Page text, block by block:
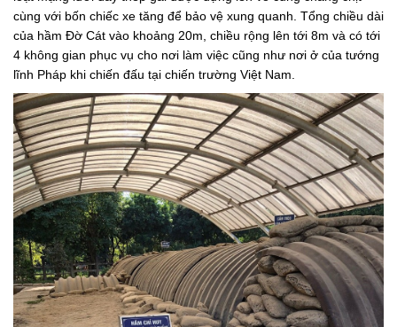
cùng với bốn chiếc xe tăng để bảo vệ xung quanh. Tổng chiều dài
của hầm Đờ Cát vào khoảng 20m, chiều rộng lên tới 8m và có tới
4 không gian phục vụ cho nơi làm việc cũng như nơi ở của tướng
lĩnh Pháp khi chiến đấu tại chiến trường Việt Nam.